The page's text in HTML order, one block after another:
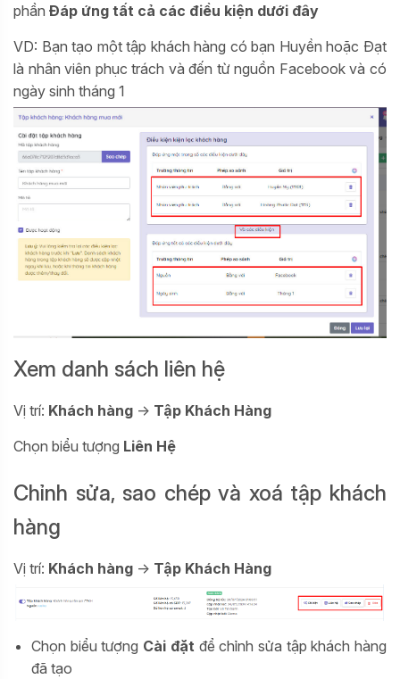
phần Đáp ứng tất cả các điều kiện dưới đây
VD: Bạn tạo một tập khách hàng có bạn Huyền hoặc Đạt
là nhân viên phục trách và đến từ nguồn Facebook và có
ngày sinh tháng 1
Xem danh sách liên hệ
Vị trí: Khách hàng -> Tập Khách Hàng
Chọn biểu tượng Liên Hệ
Chỉnh sửa, sao chép và xoá tập khách
hàng
Vị trí: Khách hàng -> Tập Khách Hàng
Chọn biểu tượng Cài đặt để chỉnh sửa tập khách hàng
đã tạo